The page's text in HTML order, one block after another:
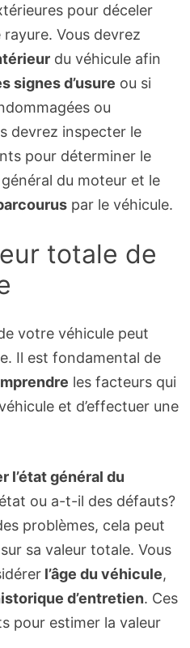
pour déceler
Vous devrez
du véhicule afin
signes d’usure ou si
ou
devrez inspecter le
pour déterminer le
du moteur et le
par le véhicule.
totale de
votre véhicule peut
Il est fondamental de
les facteurs qui
et d’effectuer une
l’état général du
ou a-t-il des défauts?
problèmes, cela peut
sa valeur totale. Vous
l’âge du véhicule,
d’entretien. Ces
pour estimer la valeur